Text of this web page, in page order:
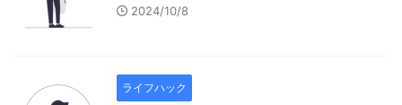
2024/10/8
ライフハック